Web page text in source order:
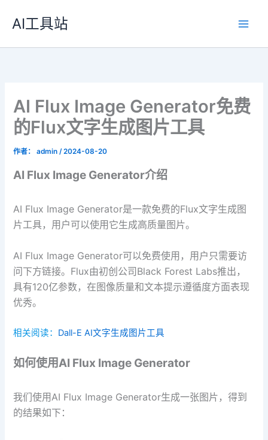
容
AI工具站
AI Flux Image Generator免费
的Flux文字生成图片工具
作者： admin/2024-08-20
AI Flux Image Generator介绍
AI Flux Image Generator是一款免费的Flux文字生成图
片工具，用户可以使用它生成高质量图片。
AI Flux Image Generator可以免费使用，用户只需要访
问下方链接。Flux由初创公司Black Forest Labs推出，
具有120亿参数，在图像质量和文本提示遵循度方面表现
优秀。
相关阅读： Dall-E AI文字生成图片工具
如何使用AI Flux Image Generator
我们使用AI Flux Image Generator生成一张图片，得到
的结果如下：